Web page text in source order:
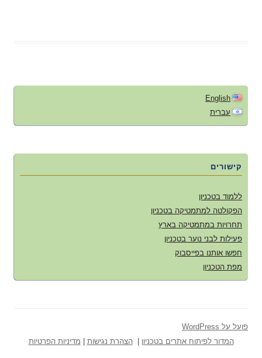
English
עברית
קישורים
ללמוד בטכניון
הפקולטה למתמטיקה בטכניון
תחרויות במתמטיקה בארץ
פעילות לבני נוער בטכניון
חפשו אותנו בפייסבוק
מפת הטכניון
פועל על WordPress
המדור לפיתוח אתרים בטכניון
|הצהרת נגישות מדיניות הפרטיות